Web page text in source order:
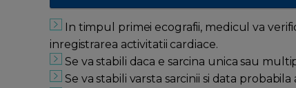
In timpul primei ecografii, medicul va
inregistrarea activitatii cardiace.
Se va stabili daca e sarcina unica sau
Se va stabili varsta sarcinii si data